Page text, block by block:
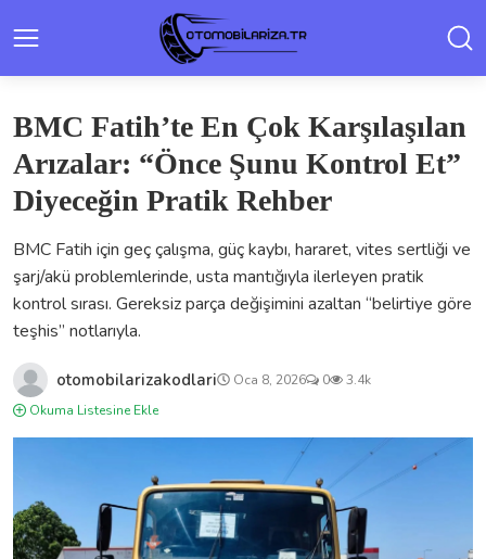
BMC Fatih’te En Çok Karşılaşılan
Arızalar: “Önce Şunu Kontrol Et”
Diyeceğin Pratik Rehber
BMC Fatih için geç çalışma, güç kaybı, hararet, vites sertliği ve
şarj/akü problemlerinde, usta mantığıyla ilerleyen pratik
kontrol sırası. Gereksiz parça değişimini azaltan “belirtiye göre
teşhis” notlarıyla.
otomobilarizakodlari Oca 8, 2026 0
3.4k
Okuma Listesine Ekle